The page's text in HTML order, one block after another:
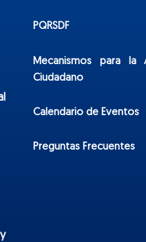
PQRSDF
Mecanismos para la
Ciudadano
Calendario de Eventos
Preguntas Frecuentes